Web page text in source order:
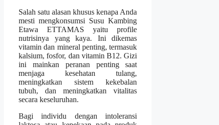
Salah satu alasan khusus kenapa Anda
mesti mengkonsumsi Susu Kambing
Etawa ETTAMAS yaitu profile
nutrisinya yang kaya. Ini dikemas
vitamin dan mineral penting, termasuk
kalsium, fosfor, dan vitamin B12. Gizi
ini mainkan peranan penting saat
menjaga kesehatan tulang,
meningkatkan sistem kekebalan
tubuh, dan meningkatkan vitalitas
secara keseluruhan.
Bagi individu dengan intoleransi